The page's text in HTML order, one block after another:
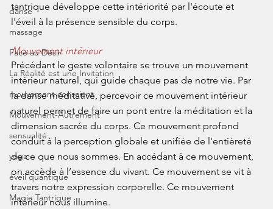
danse
massage
Face au Désir
La Réalité est une Invitation
mouvement conscient
Mouvement-Autrement
sensualité
yoga
éveil quantique
Magie Tantrique
tantrique développe cette intériorité par l'écoute et
l'éveil à la présence sensible du corps.
Mouvement intérieur
Précédant le geste volontaire se trouve un mouvement
intérieur naturel, qui guide chaque pas de notre vie. Par
la danse méditative, percevoir ce mouvement intérieur
naturel permet de faire un pont entre la méditation et la
dimension sacrée du corps. Ce mouvement profond
conduit à la perception globale et unifiée de l'entièreté
de ce que nous sommes. En accédant à ce mouvement,
on accède à l’essence du vivant. Ce mouvement se vit à
travers notre expression corporelle. Ce mouvement
intérieur nous illumine.